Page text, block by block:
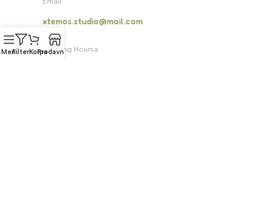
xtemos.studio@mail.com
Opening Hoursa
MeniFilteriKorpaProdavnica